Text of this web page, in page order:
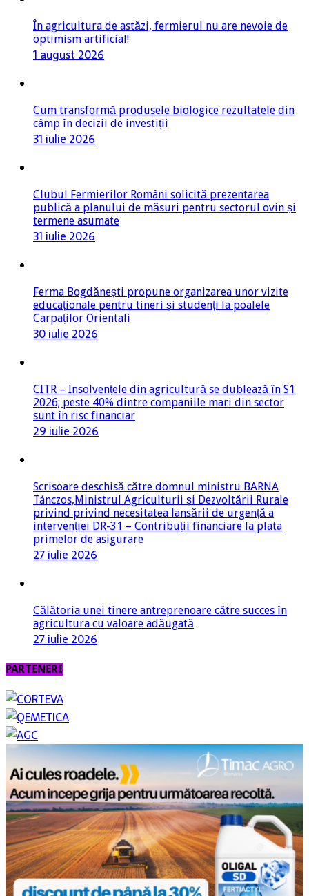
În agricultura de astăzi, fermierul nu are nevoie de
optimism artificial!
1 august 2026
Cum transformă produsele biologice rezultatele din
câmp în decizii de investiții
31 iulie 2026
Clubul Fermierilor Români solicită prezentarea
publică a planului de măsuri pentru sectorul ovin și
termene asumate
31 iulie 2026
Ferma Bogdănești propune organizarea unor vizite
educaționale pentru tineri și studenți la poalele
Carpaților Orientali
30 iulie 2026
CITR – Insolvențele din agricultură se dublează în S1
2026; peste 40% dintre companiile mari din sector
sunt în risc financiar
29 iulie 2026
Scrisoare deschisă către domnul ministru BARNA
Tánczos,Ministrul Agriculturii și Dezvoltării Rurale
privind privind necesitatea lansării de urgență a
intervenției DR-31 – Contribuții financiare la plata
primelor de asigurare
27 iulie 2026
Călătoria unei tinere antreprenoare către succes în
agricultura cu valoare adăugată
27 iulie 2026
PARTENERI